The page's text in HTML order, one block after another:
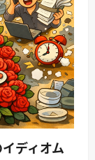
ディオム